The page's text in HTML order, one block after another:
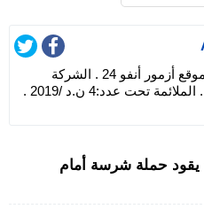
عبدالاله كبريتي مدير موقع أزمور أنفو 24 . الشركة
الاعلامية ،ستي ميدي . الملائمة تحت عدد:4 ن.د /2019 .
يقود حملة شرسة أمام